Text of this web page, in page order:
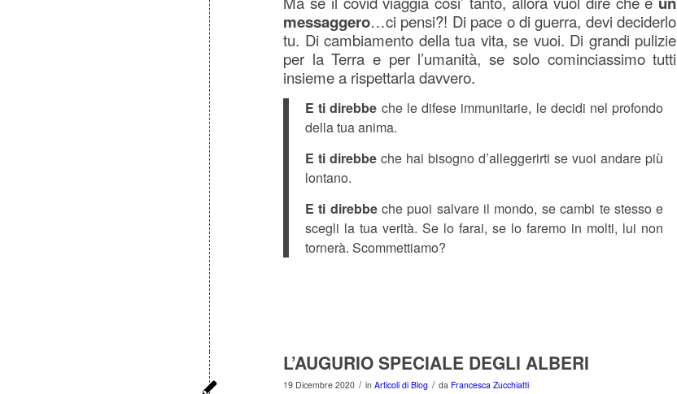
messaggero…ci pensi?! Di pace o di guerra, devi deciderlo
tu. Di cambiamento della tua vita, se vuoi. Di grandi pulizie
per la Terra e per l’umanità, se solo cominciassimo tutti
insieme a rispettarla davvero.
E ti direbbe che le difese immunitarie, le decidi nel profondo
della tua anima.
E ti direbbe che hai bisogno d’alleggerirti se vuoi andare più
lontano.
E ti direbbeche puoi salvare il mondo, se cambi te stesso e
scegli la tua verità. Se lo farai, se lo faremo in molti, lui non
tornerà. Scommettiamo?
L’AUGURIO SPECIALE DEGLI ALBERI
19 Dicembre 2020 / in Articoli di Blog / da Francesca Zucchiatti